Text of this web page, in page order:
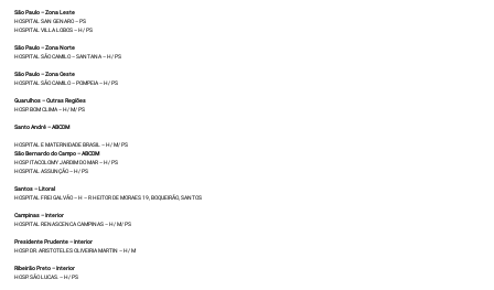
São Paulo – Zona Leste
HOSPITAL SAN GENARO – PS
HOSPITAL VILLA LOBOS – H/ PS
São Paulo – Zona Norte
HOSPITAL SÃO CAMILO – SANTANA – H/ PS
São Paulo – Zona Oeste
HOSPITAL SÃO CAMILO – POMPEIA – H/ PS
Guarulhos – Outras Regiões
HOSP. BOM CLIMA – H/ M/ PS
Santo André – ABCDM
HOSPITAL E MATERNIDADE BRASIL – H/ M/ PS
São Bernardo do Campo – ABCDM
HOSP ITACOLOMY JARDIM DO MAR – H/ PS
HOSPITAL ASSUNÇÃO – H/ PS
Santos – Litoral
HOSPITAL FREI GALVÃO – H – R HEITOR DE MORAES 19, BOQUEIRÃO, SANTOS
Campinas – Interior
HOSPITAL RENASCENCA CAMPINAS – H/ M/ PS
Presidente Prudente – Interior
HOSP. DR. ARISTOTELES OLIVEIRIA MARTIN – H/ M
Ribeirão Preto – Interior
HOSP. SÃO LUCAS. – H/ PS